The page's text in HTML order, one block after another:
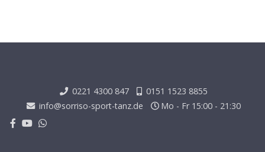
0221 4300 847
0151 1523 8855
info@sorriso-sport-tanz.de
Mo - Fr 15:00 - 21:30